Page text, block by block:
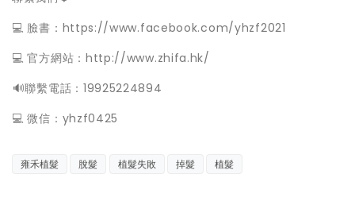
💻 臉書：https://www.facebook.com/yhzf2021
💻 官方網站：http://www.zhifa.hk/
️🔊聯繫電話：19925224894
💻 微信：yhzf0425
雍禾植髮 脫髮 植髮失敗 掉髮 植髮